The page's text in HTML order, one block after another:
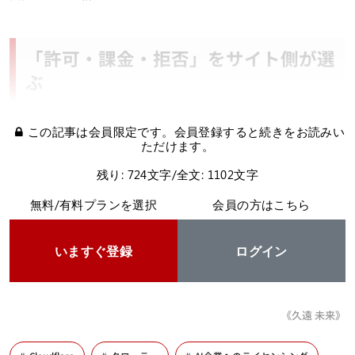
「許可・課金・拒否」をサイト側が選
ぶ
この記事は会員限定です。会員登録すると続きをお読みい
ただけます。
残り: 724文字/全文: 1102文字
無料/有料プランを選択
いますぐ登録
会員の方はこちら
ログイン
《久遠 未来》